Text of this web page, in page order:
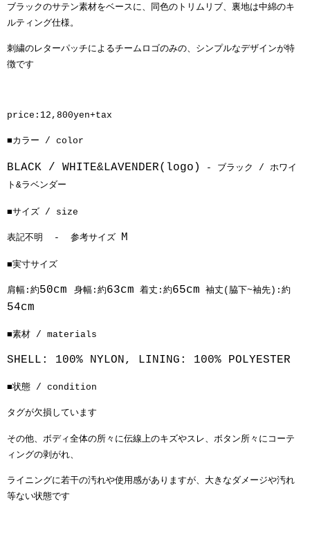
ブラックのサテン素材をベースに、同色のトリムリブ、 裏地は中綿のキ
ルティング仕様。
刺繍のレターパッチによるチームロゴのみの、シンプルなデザインが特
徴です
price:12,800yen+tax
■カラー / color
BLACK / WHITE&LAVENDER(logo)
- ブラック / ホワイ
ト&ラベンダー
■サイズ / size
表記不明 - 参考サイズ M
■実寸サイズ
肩幅:約50cm 身幅:約63cm 着丈:約65cm 袖丈(脇下~袖先):約
54cm
■素材 / materials
SHELL: 100% NYLON, LINING: 100% POLYESTER
■状態 / condition
タグが欠損しています
その他、ボディ全体の所々に伝線上のキズやスレ、ボタン所々にコーテ
ィングの剥がれ、
ライニングに若干の汚れや使用感がありますが、大きなダメージや汚れ
等ない状態です